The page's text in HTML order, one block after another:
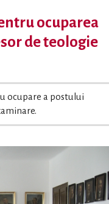
ocuparea
de teologie
ocupare a postului